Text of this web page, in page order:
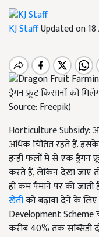
KJ StaffUpdated on
ड्रैगन फ्रूट किसानों को
Source: Freepik)
Horticulture
अधिक चिंतित रहते हैं.
इन्हीं फलों में से एक ड्रैगन
करते हैं, लेकिन देखा जाए
ही कम पैमाने पर की जाती
खेतीको बढ़ावा देने के लिए
Development Scheme
करीब 40% तक सब्सिडी